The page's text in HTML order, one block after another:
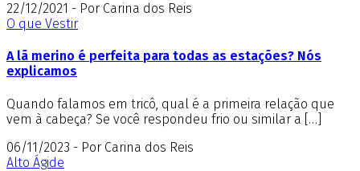
22/12/2021 - Por Carina dos Reis
O que Vestir
A lã merino é perfeita para todas as estações? Nós
explicamos
Quando falamos em tricô, qual é a primeira relação que
vem à cabeça? Se você respondeu frio ou similar a […]
06/11/2023 - Por Carina dos Reis
Alto Ágide